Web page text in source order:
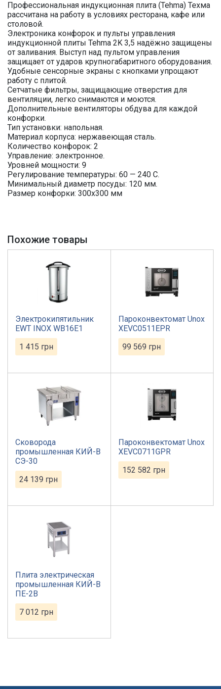
Профессиональная индукционная плита (Tehma) Техма
рассчитана на работу в условиях ресторана, кафе или
столовой.
Электроника конфорок и пульты управления
индукционной плиты Tehma 2K 3,5 надёжно защищены
от заливания. Выступ над пультом управления
защищает от ударов крупногабаритного оборудования.
Удобные сенсорные экраны с кнопками упрощают
работу с плитой.
Сетчатые фильтры, защищающие отверстия для
вентиляции, легко снимаются и моются.
Дополнительные вентиляторы обдува для каждой
конфорки.
Тип установки: напольная.
Материал корпуса: нержавеющая сталь.
Количество конфорок: 2
Управление: электронное.
Уровней мощности: 9
Регулирование температуры: 60 — 240 С.
Минимальный диаметр посуды: 120 мм.
Размер конфорки: 300х300 мм
Похожие товары
Электрокипятильник
EWT INOX WB16E1
1 415 грн
Пароконвектомат Unox
XEVC0511EPR
99 569 грн
Сковорода
промышленная КИЙ-В
СЭ-30
24 139 грн
Пароконвектомат Unox
XEVC0711GPR
152 582 грн
Плита электрическая
промышленная КИЙ-В
ПЕ-2В
7 012 грн